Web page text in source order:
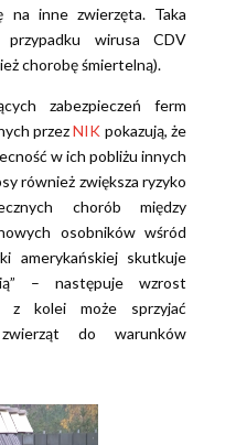
na inne zwierzęta. Taka
wirusa CDV
chorobę śmiertelną).
zabezpieczeń ferm
przezNIK pokazują, że
w ich pobliżu innych
również zwiększa ryzyko
chorób między
osobników wśród
amerykańskiej skutkuje
– następuje wzrost
z kolei może sprzyjać
do warunków